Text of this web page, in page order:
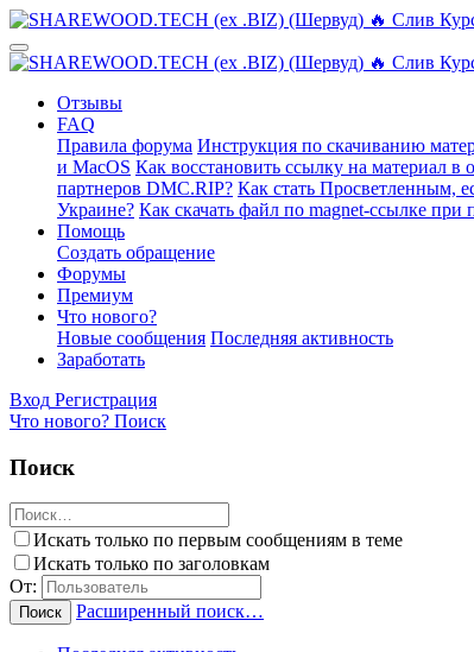
Отзывы
FAQ
Правила форума Инструкция по скачиванию
и MacOS Как восстановить ссылку на материал в
партнеров DMC.RIP? Как стать Просветленным,
Украине? Как скачать файл по magnet-ссылке
Помощь
Создать обращение
Форумы
Премиум
Что нового?
Новые сообщения Последняя активность
Заработать
Вход Регистрация
Что нового? Поиск
Поиск
Искать только по первым сообщениям в теме
Искать только по заголовкам
От:
Поиск Расширенный поиск…